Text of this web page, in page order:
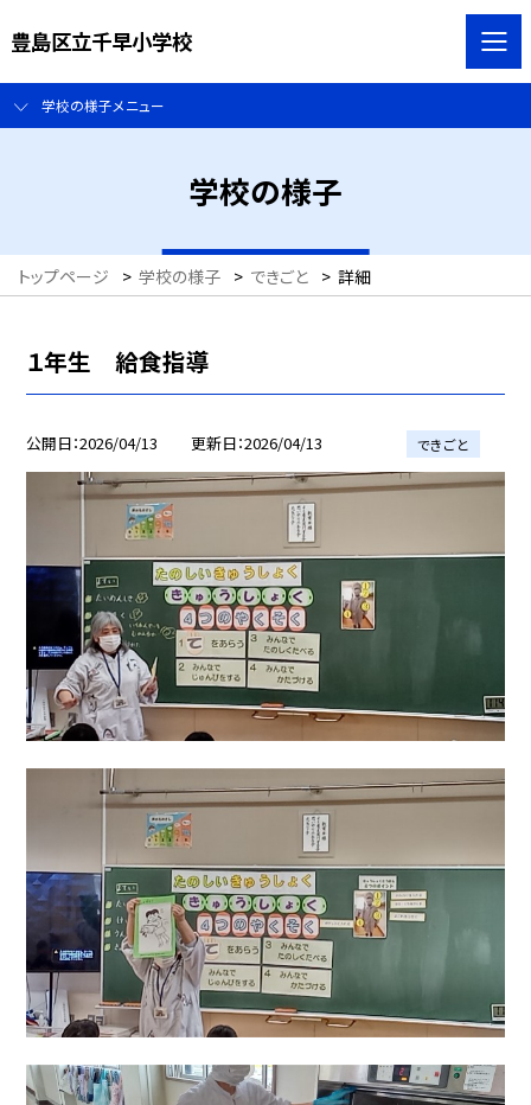
豊島区立千早小学校
学校の様子メニュー
学校の様子
トップページ > 学校の様子 > できごと > 詳細
１年生 給食指導
公開日 2026/04/13 更新日 2026/04/13 できごと